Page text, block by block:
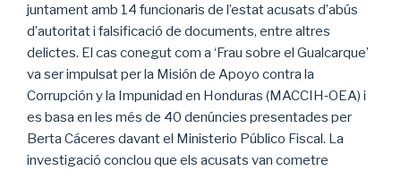
juntament amb 14 funcionaris de l’estat acusats d’abús
d’autoritat i falsificació de documents, entre altres
delictes. El cas conegut com a ‘Frau sobre el Gualcarque’
va ser impulsat per la Misión de Apoyo contra la
Corrupción y la Impunidad en Honduras (MACCIH‐OEA) i
es basa en les més de 40 denúncies presentades per
Berta Cáceres davant el Ministerio Público Fiscal. La
investigació conclou que els acusats van cometre